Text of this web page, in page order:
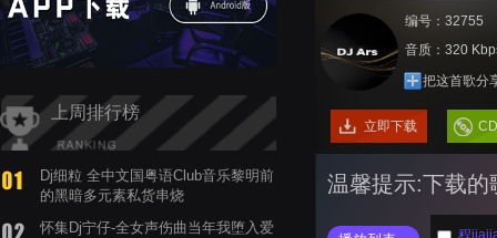
上周排行榜
Dj细粒 全中文国粤语Club音乐黎明前
的黑暗多元素私货串烧
怀集Dj宁仔-全女声伤曲当年我堕入爱
编号：32755
音质：320
把这首歌分
立即下载
温馨提示:下载的
程